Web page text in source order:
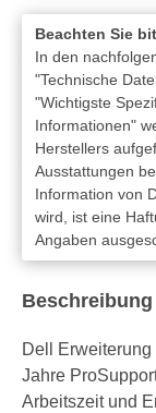
Beachten Sie
In den
"Technische
"Wichtigste
Informationen"
Herstellers
Ausstattungen
Information von
wird, ist eine
Angaben
Beschreibung
Dell
Jahre
Arbeitszeit und